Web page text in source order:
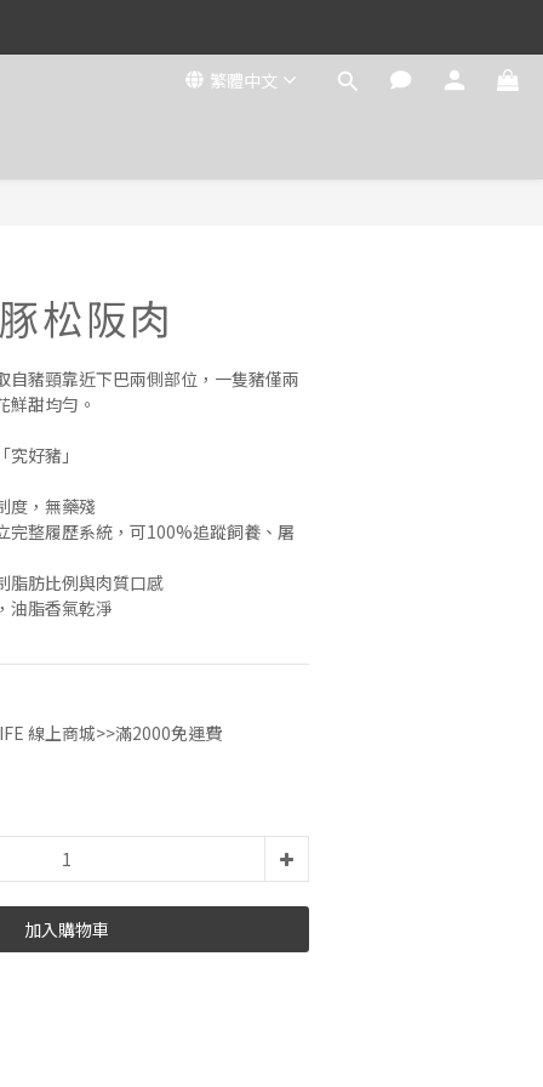
繁體中文
松阪肉
自豬頸靠近下巴兩側部位，一隻豬僅兩
鮮甜均勻。
好豬」
度，無藥殘
完整履歷系統，可100%追蹤飼養、屠
脂肪比例與肉質口感
油脂香氣乾淨
線上商城>>滿2000免運費
加入購物車